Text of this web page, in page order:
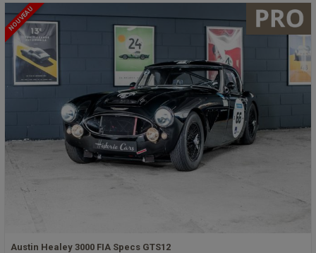
NOUVEAU
Austin Healey 3000 FIA Specs GTS12